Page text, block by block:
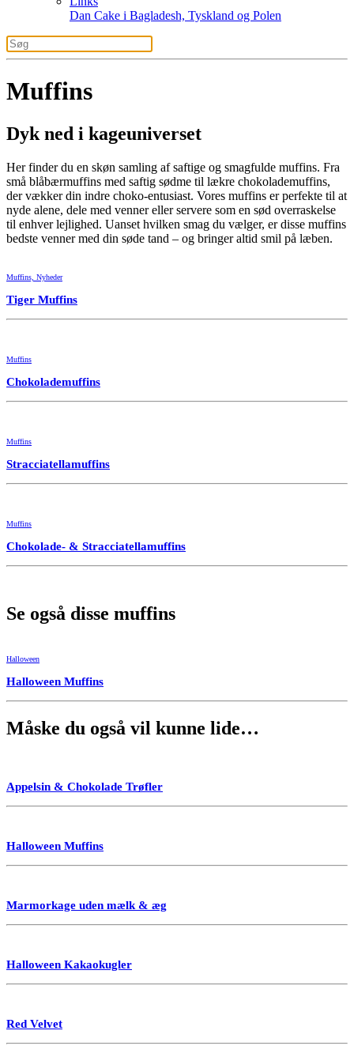
Dan Cake i Bagladesh, Tyskland og Polen
Muffins
Dyk ned i kageuniverset
Her finder du en skøn samling af saftige og smagfulde muffins. Fra
små blåbærmuffins med saftig sødme til lækre chokolademuffins,
der vækker din indre choko-entusiast. Vores muffins er perfekte til at
nyde alene, dele med venner eller servere som en sød overraskelse
til enhver lejlighed. Uanset hvilken smag du vælger, er disse muffins
bedste venner med din søde tand – og bringer altid smil på læben.
Muffins, Nyheder
Tiger Muffins
Muffins
Chokolademuffins
Muffins
Stracciatella­muffins
Muffins
Chokolade- & Stracciatellamuffins
Se også disse muffins
Halloween
Halloween Muffins
Måske du også vil kunne lide…
Appelsin & Chokolade Trøfler
Halloween Muffins
Marmorkage uden mælk & æg
Halloween Kakaokugler
Red Velvet